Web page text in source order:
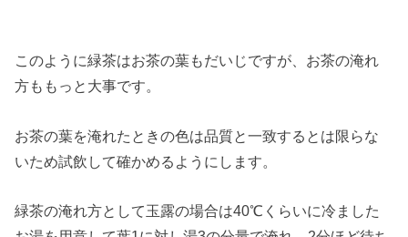
このように緑茶はお茶の葉もだいじですが、お茶の淹れ
方ももっと大事です。
お茶の葉を淹れたときの色は品質と一致するとは限らな
いため試飲して確かめるようにします。
緑茶の淹れ方として玉露の場合は40℃くらいに冷ました